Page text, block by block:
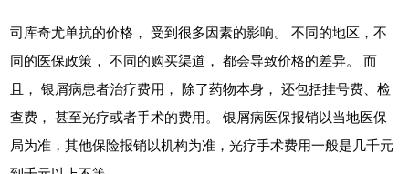
司库奇尤单抗的价格， 受到很多因素的影响。 不同的地区，不
同的医保政策， 不同的购买渠道， 都会导致价格的差异。 而
且， 银屑病患者治疗费用， 除了药物本身， 还包括挂号费、检
查费， 甚至光疗或者手术的费用。 银屑病医保报销以当地医保
局为准，其他保险报销以机构为准，光疗手术费用一般是几千元